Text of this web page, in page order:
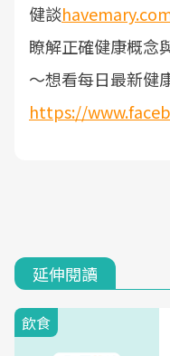
健談
瞭解正確健康概念
～想看每日最新健
https://
延伸閱讀
飲食